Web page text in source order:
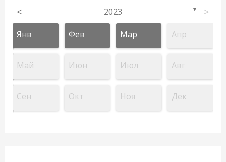
< 2023 ▼ >
Янв Фев Мар Апр
Май Июн Июл Авг
Сен Окт Ноя Дек